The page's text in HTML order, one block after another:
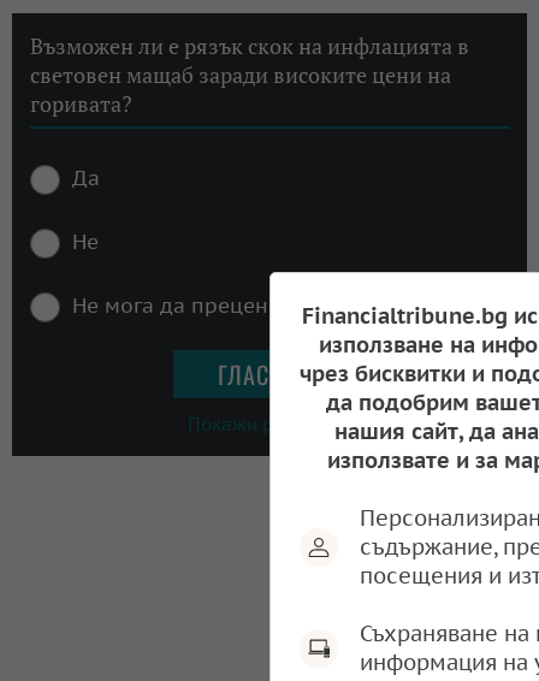
Възможен ли е рязък скок на инфлацията в
световен мащаб заради високите цени на
горивата?
Да
Не
Не мога да преценя
Покажи резултати
Financialtribune.bg
използване на
чрез бисквитки и
да подобрим
нашия сайт, да
използвате и за
съдържание,
посещения и
Съхраняване
информация на